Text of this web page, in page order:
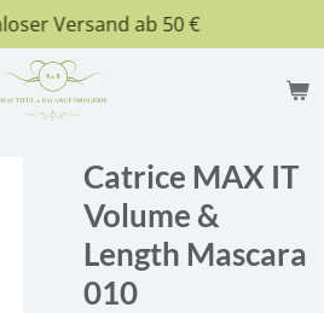
Versand ab 50 €
Catrice MAX IT
Volume &
Length Mascara
010